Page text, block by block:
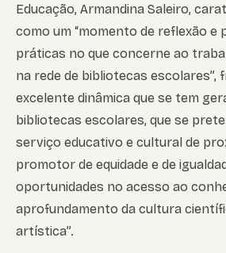
Educação, Armandina Saleiro,
como um “momento de reflexão e
práticas no que concerne ao
na rede de bibliotecas escolares”,
excelente dinâmica que se tem
bibliotecas escolares, que se
serviço educativo e cultural de
promotor de equidade e de
oportunidades no acesso ao
aprofundamento da cultura
artística”.